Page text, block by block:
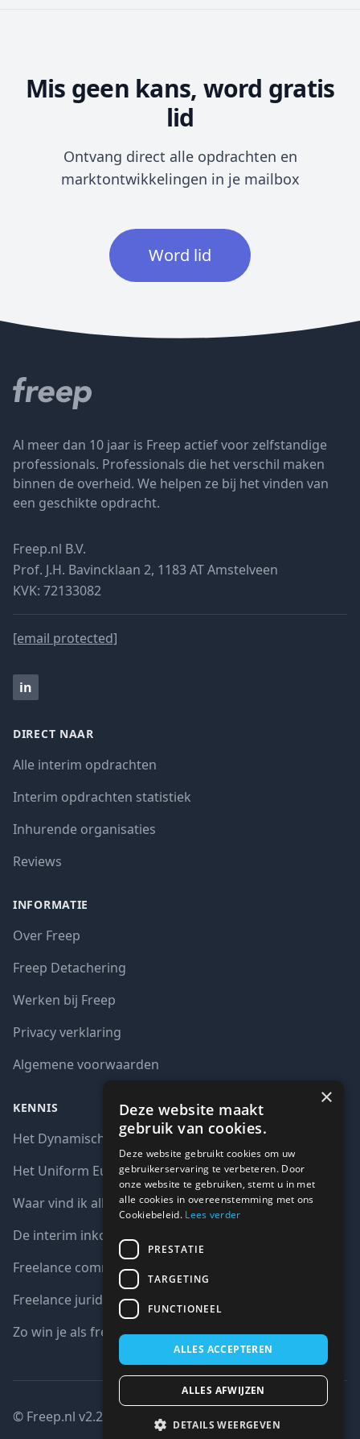
Gesloten
Mis geen kans, word gratis
lid
Ontvang direct alle opdrachten en
marktontwikkelingen in je mailbox
Word lid
Al meer dan 10 jaar is Freep actief voor zelfstandige
professionals. Professionals die het verschil maken
binnen de overheid. We helpen ze bij het vinden van
een geschikte opdracht.
Freep.nl B.V.
Prof. J.H. Bavincklaan 2, 1183 AT Amstelveen
KVK: 72133082
[email protected]
in
DIRECT NAAR
Alle interim opdrachten
Interim opdrachten statistiek
Inhurende organisaties
Reviews
INFORMATIE
Over Freep
Freep Detachering
Werken bij Freep
Privacy verklaring
Algemene voorwaarden
KENNIS
Het Dynamisch aankoopsysteem (DAS)
Het Uniform Europees Aanbestedingsdocument (UEA)
Waar vind ik alle interim opdrachten bij de overheid?
De interim inkoop markt in cijfers
Freelance communicatie vacatures
Freelance juridische vacatures
Zo win je als freelancer een aanbesteding
© Freep.nl v2.2 : 2026 copyright all right reserved
×
Deze website maakt
gebruik van cookies.
Deze website gebruikt cookies om uw
gebruikerservaring te verbeteren. Door
onze website te gebruiken, stemt u in met
alle cookies in overeenstemming met ons
Cookiebeleid. Lees verder
PRESTATIE
TARGETING
FUNCTIONEEL
ALLES ACCEPTEREN
ALLES AFWIJZEN
DETAILS WEERGEVEN